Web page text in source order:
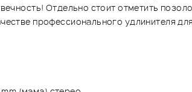
Отдельно стоит отметить
профессионального удлинителя